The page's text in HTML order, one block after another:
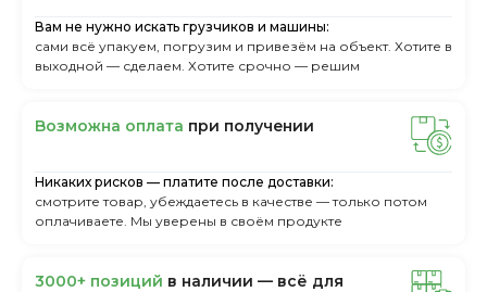
Вам не нужно искать грузчиков и машины:
сами всё упакуем, погрузим и привезём на объект. Хотите в
выходной — сделаем. Хотите срочно — решим
Boзмoжнa oплaтa пpи пoлучeнии
Никаких рисков — платите после доставки:
смотрите товар, убеждаетесь в качестве — только потом
оплачиваете. Мы уверены в своём продукте
3000+ пoзиций в нaличии — вcё для